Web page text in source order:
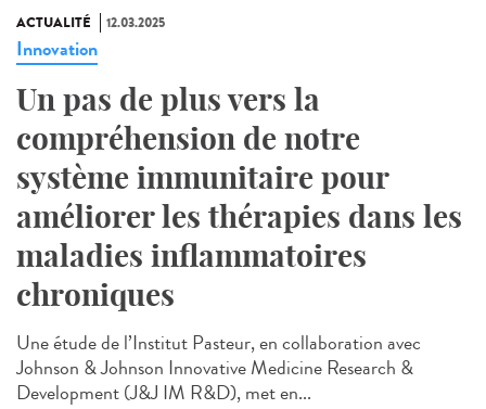
ACTUALITÉ 12.03.2025
Innovation
Un pas de plus vers la
compréhension de notre
système immunitaire pour
améliorer les thérapies dans les
maladies inflammatoires
chroniques
Une étude de l’Institut Pasteur, en collaboration avec
Johnson & Johnson Innovative Medicine Research &
Development (J&J IM R&D), met en...